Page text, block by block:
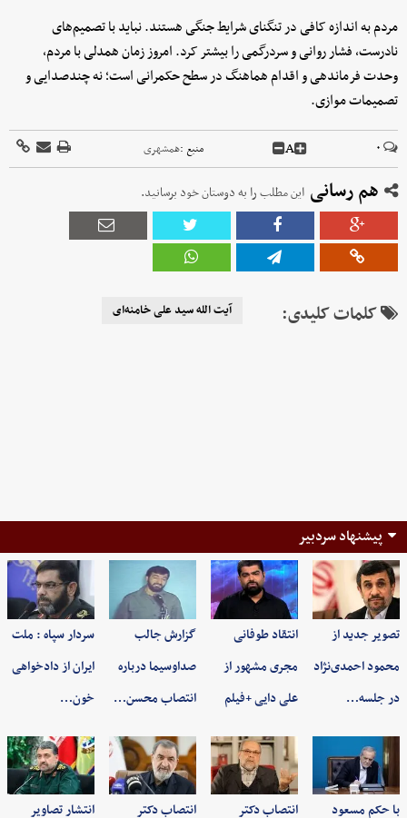
مردم به اندازه کافی در تنگنای شرایط جنگی هستند. نباید با تصمیم‌های
نادرست، فشار روانی و سردرگمی را بیشتر کرد. امروز زمان همدلی با مردم،
وحدت فرماندهی و اقدام هماهنگ در سطح حکمرانی است؛ نه چندصدایی و
تصمیمات موازی.
۰ A منبع :همشهری
هم رسانی این مطلب را به دوستان خود برسانید.
کلمات کلیدی: آیت الله سید علی خامنه‌ای
پیشنهاد سردبیر
تصویر جدید از
محمود احمدی‌نژاد
در جلسه…
انتقاد طوفانی
مجری مشهور از
علی دایی +فیلم
گزارش جالب
صداوسیما درباره
انتصاب محسن…
سردار سپاه : ملت
ایران از دادخواهی
خون…
با حکم مسعود انتصاب دکتر انتصاب دکتر انتشار تصاویر